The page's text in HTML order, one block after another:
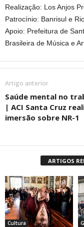
Realização: Los Anjos
Patrocínio: Banrisul e
Apoio: Prefeitura de
Brasileira de Música e
Artigo anterior
Saúde mental no
| ACI Santa Cruz
imersão sobre NR-1
ARTIGOS
Cultura